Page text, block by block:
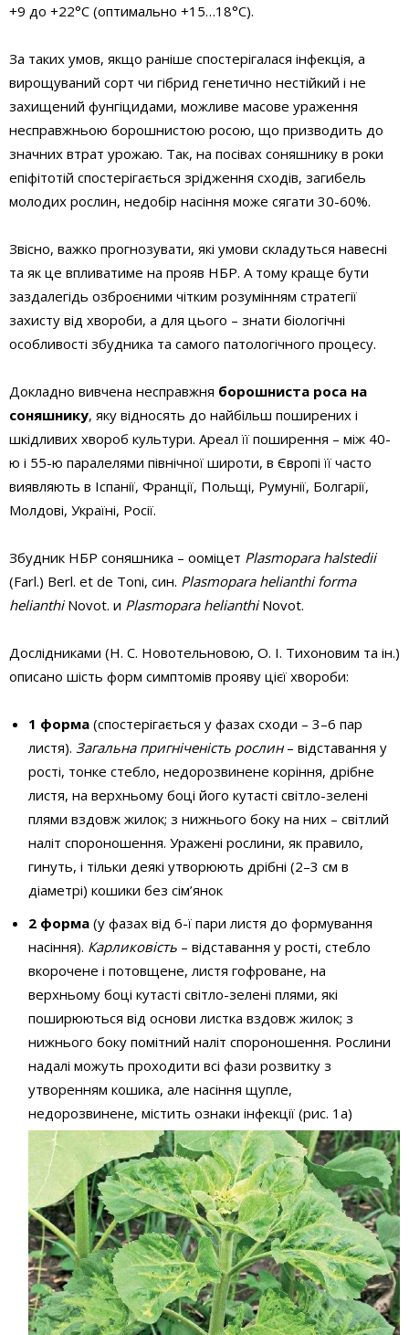
+9 до +22°С (оптимально +15…18°С).
За таких умов, якщо раніше спостерігалася інфекція, а
вирощуваний сорт чи гібрид генетично нестійкий і не
захищений фунгіцидами, можливе масове ураження
несправжньою борошнистою росою, що призводить до
значних втрат урожаю. Так, на посівах соняшнику в роки
епіфітотій спостерігається зрідження сходів, загибель
молодих рослин, недобір насіння може сягати 30-60%.
Звісно, важко прогнозувати, які умови складуться навесні
та як це впливатиме на прояв НБР. А тому краще бути
заздалегідь озброєними чітким розумінням стратегії
захисту від хвороби, а для цього – знати біологічні
особливості збудника та самого патологічного процесу.
Докладно вивчена несправжня борошниста роса на
соняшнику, яку відносять до найбільш поширених і
шкідливих хвороб культури. Ареал її поширення – між 40-
ю і 55-ю паралелями північної широти, в Європі її часто
виявляють в Іспанії, Франції, Польщі, Румунії, Болгарії,
Молдові, Україні, Росії.
Збудник НБР соняшника – ооміцет Plasmopara halstedii
(Farl.) Berl. et de Toni, син. Plasmopara helianthi forma
helianthiNovot. и Plasmopara helianthiNovot.
Дослідниками (Н. С. Новотельновою, О. І. Тихоновим та ін.)
описано шість форм симптомів прояву цієї хвороби:
1 форма (спостерігається у фазах сходи – 3–6 пар
листя). Загальна пригніченість рослин – відставання у
рості, тонке стебло, недорозвинене коріння, дрібне
листя, на верхньому боці його кутасті світло-зелені
плями вздовж жилок; з нижнього боку на них – світлий
наліт спороношення. Уражені рослини, як правило,
гинуть, і тільки деякі утворюють дрібні (2–3 см в
діаметрі) кошики без сім’янок
2 форма (у фазах від 6-ї пари листя до формування
насіння). Карликовість – відставання у рості, стебло
вкорочене і потовщене, листя гофроване, на
верхньому боці кутасті світло-зелені плями, які
поширюються від основи листка вздовж жилок; з
нижнього боку помітний наліт спороношення. Рослини
надалі можуть проходити всі фази розвитку з
утворенням кошика, але насіння щупле,
недорозвинене, містить ознаки інфекції (рис. 1а)